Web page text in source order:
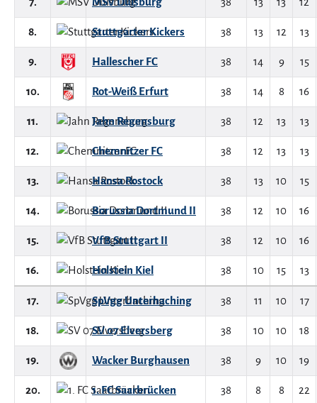
8. Stuttgarter Kickers 38 13 12 13
9. Hallescher FC 38 14 9 15
10. Rot-Weiß Erfurt 38 14 8 16
11. Jahn Regensburg 38 12 13 13
12. Chemnitzer FC 38 12 13 13
13. Hansa Rostock 38 13 10 15
14. Borussia Dortmund II 38 12 10 16
15. VfB Stuttgart II 38 12 10 16
16. Holstein Kiel 38 10 15 13
17. SpVgg Unterhaching 38 11 10 17
18. SV 07 Elversberg 38 10 10 18
19. Wacker Burghausen 38 9 10 19
20. 1. FC Saarbrücken 38 8 8 22